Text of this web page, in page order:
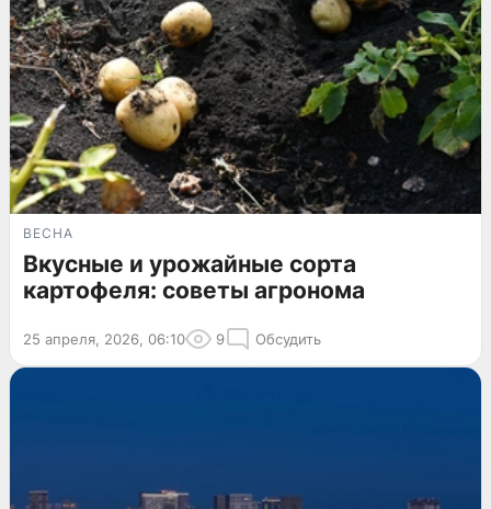
ВЕСНА
Вкусные и урожайные сорта
картофеля: советы агронома
25 апреля, 2026, 06:10 9 Обсудить